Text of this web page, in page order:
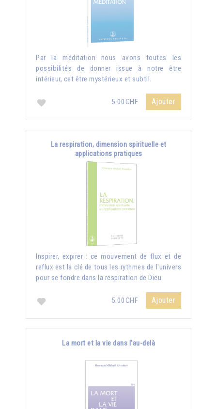
Par la méditation nous avons toutes les
possibilités de donner issue à notre être
intérieur, cet être mystérieux et subtil.
5.00CHF Ajouter
La respiration, dimension spirituelle et
applications pratiques
Inspirer, expirer : ce mouvement de flux et de
reflux est la clé de tous les rythmes de l'univers
pour se fondre dans la respiration de Dieu
5.00CHF Ajouter
La mort et la vie dans l'au-delà